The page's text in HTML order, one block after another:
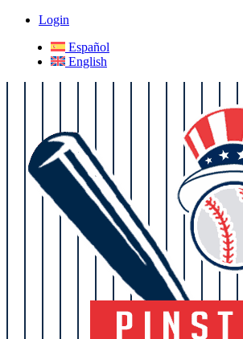
Login
Español
English